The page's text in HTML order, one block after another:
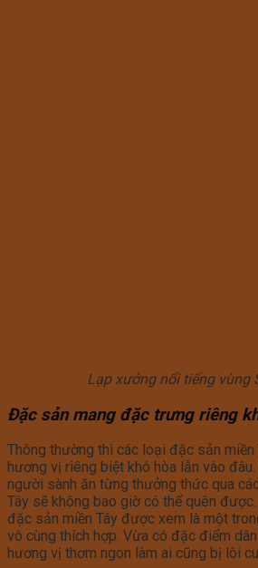
Lạp xưởng nổi tiếng vùng
Đặc sản mang đặc trưng riêng
Thông thường thì các loại đặc sản
hương vị riêng biệt khó hòa lẫn vào
người sành ăn từng thưởng thức qua
Tây sẽ không bao giờ có thể quên
đặc sản miền Tây được xem là một
vô cùng thích hợp. Vừa có đặc điểm
hương vị thơm ngon làm ai cũng bị lôi